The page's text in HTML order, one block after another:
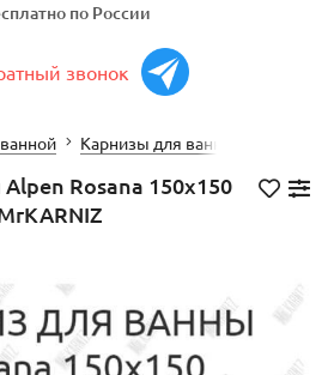
по России
звонок
Карнизы для ванной ALPEN
Rosana 150х150